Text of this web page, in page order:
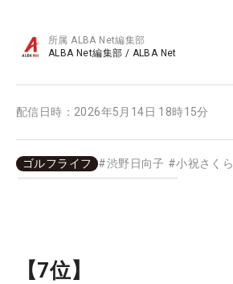
所属ALBA Net編集部
ALBA Net編集部 / ALBA Net
配信日時： 2026年5月14日 18時15分
ゴルフライフ #渋野日向子 #小祝さくら
【7位】